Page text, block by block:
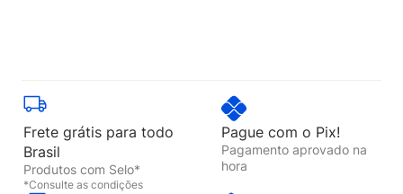
Frete grátis para todo
Brasil
Produtos com Selo*
*Consulte as condições
Pague com o Pix!
Pagamento aprovado na
hora